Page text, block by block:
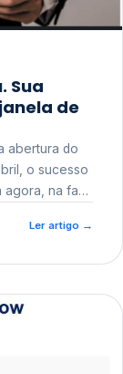
de
o sucesso
na fase
Ler artigo →